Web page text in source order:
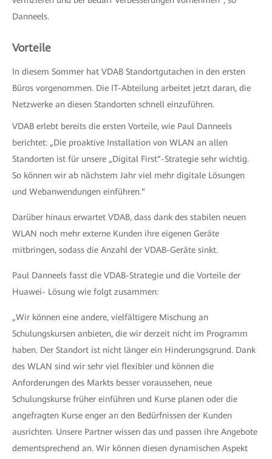
Danneels.
Vorteile
In diesem Sommer hat VDAB Standortgutachen in den ersten
Büros vorgenommen. Die IT-Abteilung arbeitet jetzt daran, die
Netzwerke an diesen Standorten schnell einzuführen.
VDAB erlebt bereits die ersten Vorteile, wie Paul Danneels
berichtet: „Die proaktive Installation von WLAN an allen
Standorten ist für unsere „Digital First“-Strategie sehr wichtig.
So können wir ab nächstem Jahr viel mehr digitale Lösungen
und Webanwendungen einführen.“
Darüber hinaus erwartet VDAB, dass dank des stabilen neuen
WLAN noch mehr externe Kunden ihre eigenen Geräte
mitbringen, sodass die Anzahl der VDAB-Geräte sinkt.
Paul Danneels fasst die VDAB-Strategie und die Vorteile der
Huawei- Lösung wie folgt zusammen:
„Wir können eine andere, vielfältigere Mischung an
Schulungskursen anbieten, die wir derzeit nicht im Programm
haben. Der Standort ist nicht länger ein Hinderungsgrund. Dank
des WLAN sind wir sehr viel flexibler und können die
Anforderungen des Markts besser voraussehen, neue
Schulungskurse früher einführen und Kurse planen oder die
angefragten Kurse enger an den Bedürfnissen der Kunden
ausrichten. Unsere Partner wissen das und passen ihre Angebote
dementsprechend an. Wir können diesen dynamischen Aspekt